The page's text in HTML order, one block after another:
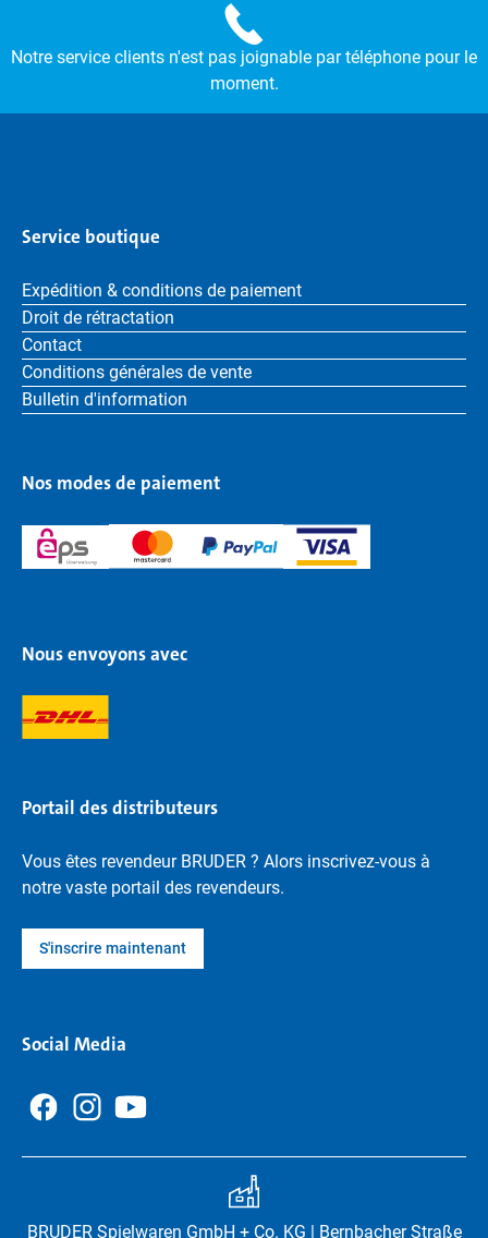
Notre service clients n'est pas joignable par téléphone pour le
moment.
Service boutique
Expédition & conditions de paiement
Droit de rétractation
Contact
Conditions générales de vente
Bulletin d'information
Nos modes de paiement
Nous envoyons avec
Portail des distributeurs
Vous êtes revendeur BRUDER ? Alors inscrivez-vous à
notre vaste portail des revendeurs.
S'inscrire maintenant
Social Media
BRUDER Spielwaren GmbH + Co. KG | Bernbacher Straße